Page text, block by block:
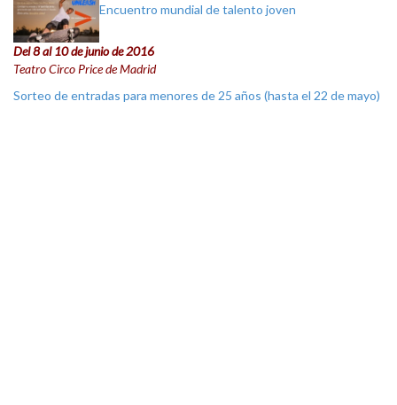
Encuentro mundial de talento joven
Del 8 al 10 de junio de 2016
Teatro Circo Price de Madrid
Sorteo de entradas para menores de 25 años (hasta el 22 de mayo)